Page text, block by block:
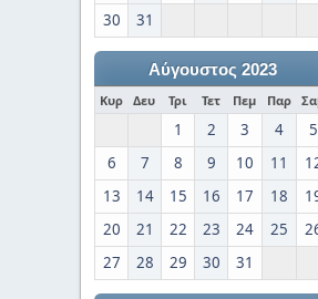
30
31
Αύγουστος 2023
Κυρ Δευ Τρι Τετ Πεμ Παρ
1 2 3 4
5
6
7 8 9 10 11
13
14 15 16 17 18
20
21 22 23 24 25
27
28 29 30 31